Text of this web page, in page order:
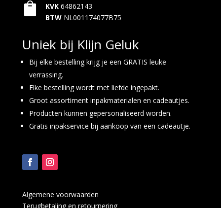
 KVK 64862143
BTW NL001174077B75
Uniek bij Klijn Geluk
Bij elke bestelling krijg je een GRATIS leuke
verrassing.
Elke bestelling wordt met liefde ingepakt.
Groot assortiment inpakmaterialen en cadeautjes.
Producten kunnen gepersonaliseerd worden.
Gratis inpakservice bij aankoop van een cadeautje.
Algemene voorwaarden
Terugbetaling en retournering